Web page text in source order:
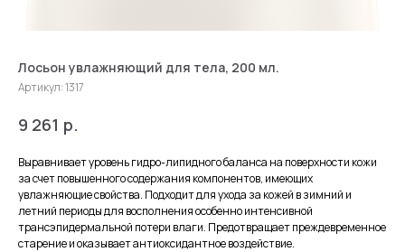
Лосьон увлажняющий для тела, 200 мл.
Артикул:1317
9 261 р.
Выравнивает уровень гидро-липидного баланса на поверхности кожи
за счет повышенного содержания компонентов, имеющих
увлажняющие свойства. Подходит для ухода за кожей в зимний и
летний периоды для восполнения особенно интенсивной
трансэпидермальной потери влаги. Предотвращает преждевременное
старение и оказывает антиоксидантное воздействие.